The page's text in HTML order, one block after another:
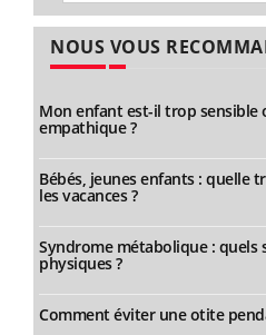
NOUS VOUS
Mon enfant est-il trop sensible
empathique ?
Bébés, jeunes enfants : quelle
les vacances ?
Syndrome métabolique : quels
physiques ?
Comment éviter une otite